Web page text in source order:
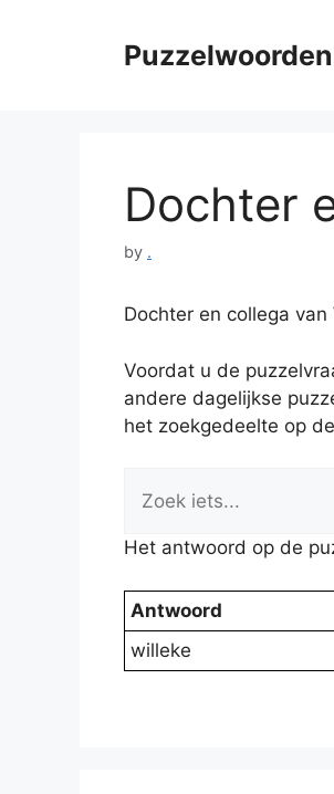
Dochter
by .
Dochter en collega
Voordat u de
andere dagelijkse
het zoekgedeelte op
Het antwoord op de
Antwoord
willeke